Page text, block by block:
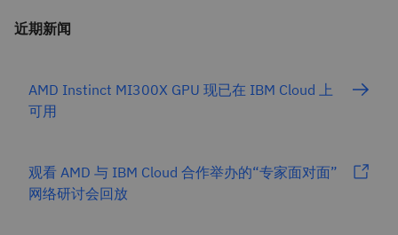
近期新闻
AMD Instinct MI300X GPU 现已在 IBM Cloud 上
可用
观看 AMD 与 IBM Cloud 合作举办的“专家面对面”
网络研讨会回放